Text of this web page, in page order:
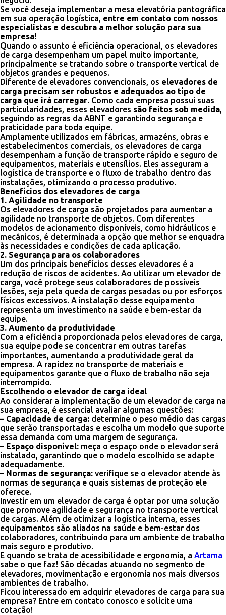
Se você deseja implementar a mesa elevatória pantográfica
em sua operação logística, entre em contato com nossos
especialistas e descubra a melhor solução para sua
empresa!
Quando o assunto é eficiência operacional, os elevadores
de carga desempenham um papel muito importante,
principalmente se tratando sobre o transporte vertical de
objetos grandes e pequenos.
Diferente de elevadores convencionais, os elevadores de
carga precisam ser robustos e adequados ao tipo de
carga que irá carregar. Como cada empresa possui suas
particularidades, esses elevadores são feitos sob medida,
seguindo as regras da ABNT e garantindo segurança e
praticidade para toda equipe.
Amplamente utilizados em fábricas, armazéns, obras e
estabelecimentos comerciais, os elevadores de carga
desempenham a função de transporte rápido e seguro de
equipamentos, materiais e utensílios. Eles asseguram a
logística de transporte e o fluxo de trabalho dentro das
instalações, otimizando o processo produtivo.
Benefícios dos elevadores de carga
1. Agilidade no transporte
Os elevadores de carga são projetados para aumentar a
agilidade no transporte de objetos. Com diferentes
modelos de acionamento disponíveis, como hidráulicos e
mecânicos, é determinada a opção que melhor se enquadra
às necessidades e condições de cada aplicação.
2. Segurança para os colaboradores
Um dos principais benefícios desses elevadores é a
redução de riscos de acidentes. Ao utilizar um elevador de
carga, você protege seus colaboradores de possíveis
lesões, seja pela queda de cargas pesadas ou por esforços
físicos excessivos. A instalação desse equipamento
representa um investimento na saúde e bem-estar da
equipe.
3. Aumento da produtividade
Com a eficiência proporcionada pelos elevadores de carga,
sua equipe pode se concentrar em outras tarefas
importantes, aumentando a produtividade geral da
empresa. A rapidez no transporte de materiais e
equipamentos garante que o fluxo de trabalho não seja
interrompido.
Escolhendo o elevador de carga ideal
Ao considerar a implementação de um elevador de carga na
sua empresa, é essencial avaliar algumas questões:
– Capacidade de carga: determine o peso médio das cargas
que serão transportadas e escolha um modelo que suporte
essa demanda com uma margem de segurança.
– Espaço disponível: meça o espaço onde o elevador será
instalado, garantindo que o modelo escolhido se adapte
adequadamente.
– Normas de segurança: verifique se o elevador atende às
normas de segurança e quais sistemas de proteção ele
oferece.
Investir em um elevador de carga é optar por uma solução
que promove agilidade e segurança no transporte vertical
de cargas. Além de otimizar a logística interna, esses
equipamentos são aliados na saúde e bem-estar dos
colaboradores, contribuindo para um ambiente de trabalho
mais seguro e produtivo.
E quando se trata de acessibilidade e ergonomia, a Artama
sabe o que faz! São décadas atuando no segmento de
elevadores, movimentação e ergonomia nos mais diversos
ambientes de trabalho.
Ficou interessado em adquirir elevadores de carga para sua
empresa? Entre em contato conosco e solicite uma
cotação!